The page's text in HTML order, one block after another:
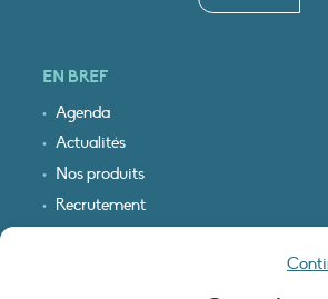
EN BREF
Agenda
Actualités
Nos produits
Recrutement